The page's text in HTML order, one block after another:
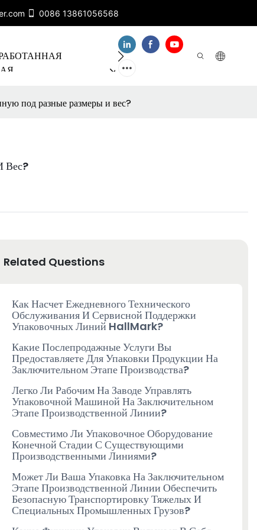
0086 13861056568
О НАС БАНДА
под разные размеры и вес?
Вес?
Related Questions
Как Насчет Ежедневного Технического
Обслуживания И Сервисной Поддержки
Упаковочных Линий HallMark?
Какие Послепродажные Услуги Вы
Предоставляете Для Упаковки Продукции На
Заключительном Этапе Производства?
Легко Ли Рабочим На Заводе Управлять
Упаковочной Машиной На Заключительном
Этапе Производственной Линии?
Совместимо Ли Упаковочное Оборудование
Конечной Стадии С Существующими
Производственными Линиями?
Может Ли Ваша Упаковка На Заключительном
Этапе Производственной Линии Обеспечить
Безопасную Транспортировку Тяжелых И
Специальных Промышленных Грузов?